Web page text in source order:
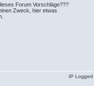
Forum Vorschläge???
Zweck, hier etwas
IP Logged